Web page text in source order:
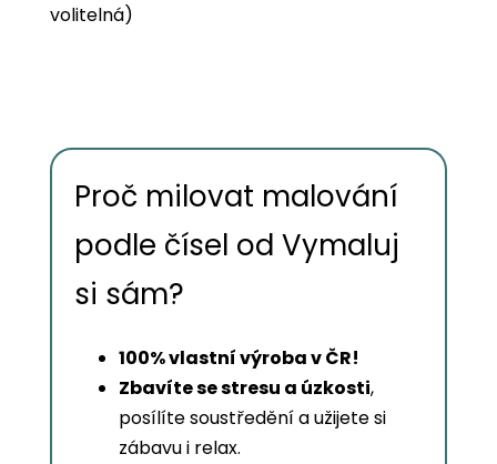
volitelná)
Proč milovat malování
podle čísel od Vymaluj
si sám?
100% vlastní výroba v ČR!
Zbavíte se stresu a úzkosti,
posílíte soustředění a užijete si
zábavu i relax.